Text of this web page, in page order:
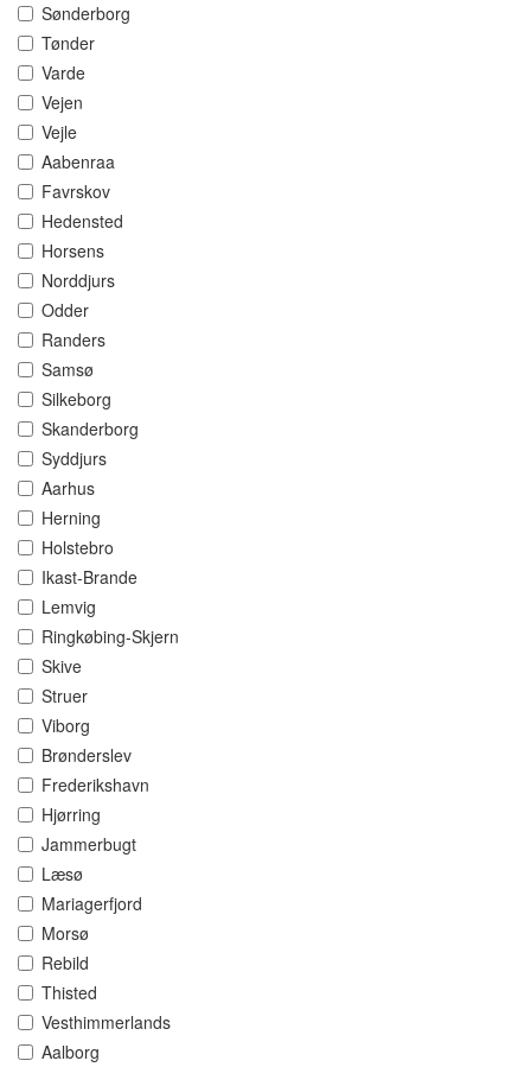
Sønderborg
Tønder
Varde
Vejen
Vejle
Aabenraa
Favrskov
Hedensted
Horsens
Norddjurs
Odder
Randers
Samsø
Silkeborg
Skanderborg
Syddjurs
Aarhus
Herning
Holstebro
Ikast-Brande
Lemvig
Ringkøbing-Skjern
Skive
Struer
Viborg
Brønderslev
Frederikshavn
Hjørring
Jammerbugt
Læsø
Mariagerfjord
Morsø
Rebild
Thisted
Vesthimmerlands
Aalborg